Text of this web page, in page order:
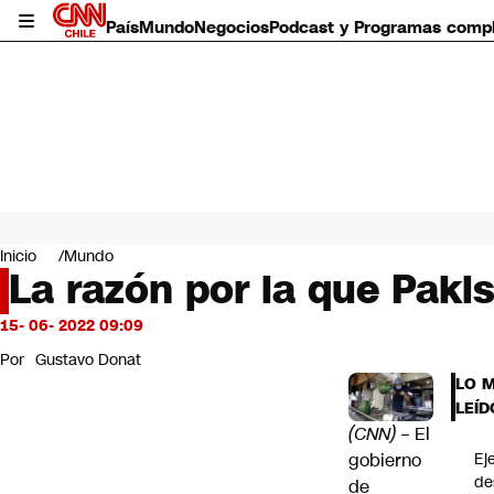
PaísMundoNegociosPodcast y Programas
Mundo
Negocios
Deportes
Programas completos
Servicios
Inicio Mundo
La razón por la que
15- 06- 2022 09:09
Por Gustavo Donat
(CNN) – El
gobierno
de
LO